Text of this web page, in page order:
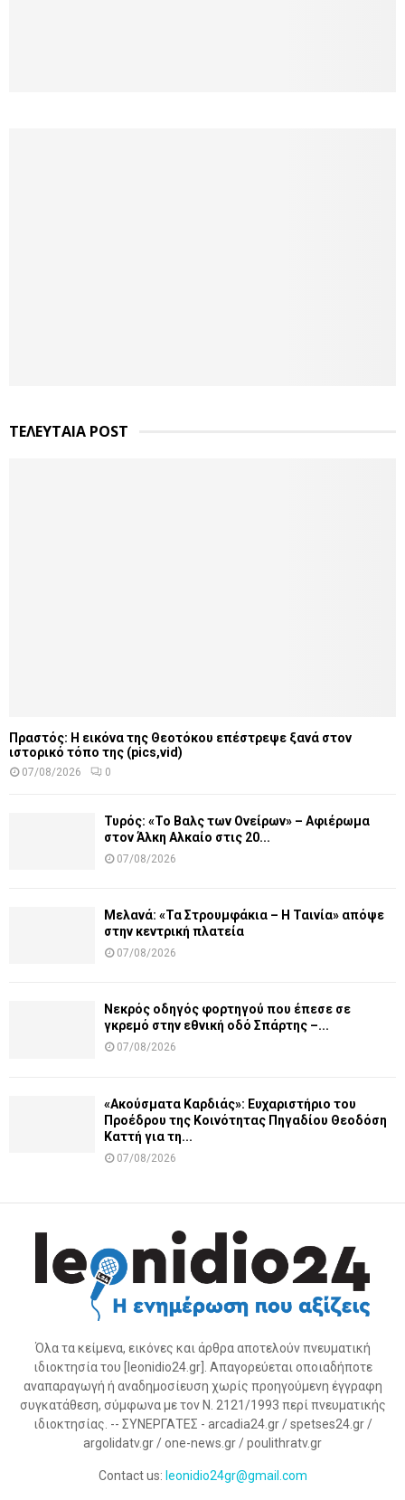
ΤΕΛΕΥΤΑΙΑ POST
Πραστός: Η εικόνα της Θεοτόκου επέστρεψε ξανά στον
ιστορικό τόπο της (pics,vid)
07/08/2026 0
Τυρός: «Το Βαλς των Ονείρων» – Αφιέρωμα
στον Άλκη Αλκαίο στις 20...
07/08/2026
Μελανά: «Τα Στρουμφάκια – Η Ταινία» απόψε
στην κεντρική πλατεία
07/08/2026
Νεκρός οδηγός φορτηγού που έπεσε σε
γκρεμό στην εθνική οδό Σπάρτης –...
07/08/2026
«Ακούσματα Καρδιάς»: Ευχαριστήριο του
Προέδρου της Κοινότητας Πηγαδίου Θεοδόση
Καττή για τη...
07/08/2026
Όλα τα κείμενα, εικόνες και άρθρα αποτελούν πνευματική
ιδιοκτησία του [leonidio24.gr]. Απαγορεύεται οποιαδήποτε
αναπαραγωγή ή αναδημοσίευση χωρίς προηγούμενη έγγραφη
συγκατάθεση, σύμφωνα με τον Ν. 2121/1993 περί πνευματικής
ιδιοκτησίας. -- ΣΥΝΕΡΓΑΤΕΣ - arcadia24.gr / spetses24.gr /
argolidatv.gr / one-news.gr / poulithratv.gr
Contact us: leonidio24gr@gmail.com